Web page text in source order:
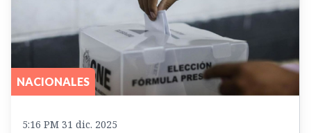
NACIONALES
5:16 PM 31 dic. 2025